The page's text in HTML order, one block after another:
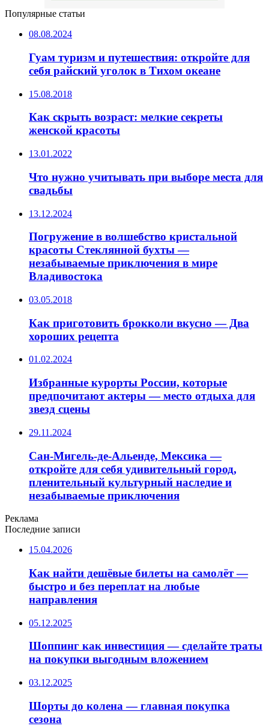
Популярные статьи
08.08.2024
Гуам туризм и путешествия: откройте для
себя райский уголок в Тихом океане
15.08.2018
Как скрыть возраст: мелкие секреты
женской красоты
13.01.2022
Что нужно учитывать при выборе места для
свадьбы
13.12.2024
Погружение в волшебство кристальной
красоты Стеклянной бухты —
незабываемые приключения в мире
Владивостока
03.05.2018
Как приготовить брокколи вкусно — Два
хороших рецепта
01.02.2024
Избранные курорты России, которые
предпочитают актеры — место отдыха для
звезд сцены
29.11.2024
Сан-Мигель-де-Альенде, Мексика —
откройте для себя удивительный город,
пленительный культурный наследие и
незабываемые приключения
Реклама
Последние записи
15.04.2026
Как найти дешёвые билеты на самолёт —
быстро и без переплат на любые
направления
05.12.2025
Шоппинг как инвестиция — сделайте траты
на покупки выгодным вложением
03.12.2025
Шорты до колена — главная покупка
сезона